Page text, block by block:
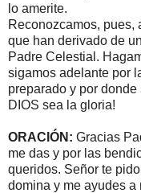
lo amerite.
Reconozcamos, pues,
que han derivado de
Padre Celestial.
sigamos adelante por
preparado y por donde
DIOS sea la gloria!
ORACIÓN: Gracias
me das y por las
queridos. Señor te
domina y me ayudes